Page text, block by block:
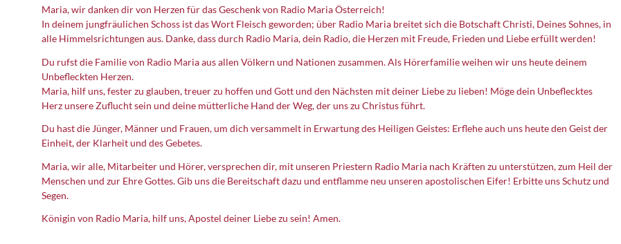
Maria, wir danken dir von Herzen für das Geschenk von Radio Maria Österreich!
In deinem jungfräulichen Schoss ist das Wort Fleisch geworden; über Radio Maria breitet sich die Botschaft Christi, Deines Sohnes, in
alle Himmelsrichtungen aus. Danke, dass durch Radio Maria, dein Radio, die Herzen mit Freude, Frieden und Liebe erfüllt werden!
Du rufst die Familie von Radio Maria aus allen Völkern und Nationen zusammen. Als Hörerfamilie weihen wir uns heute deinem
Unbefleckten Herzen.
Maria, hilf uns, fester zu glauben, treuer zu hoffen und Gott und den Nächsten mit deiner Liebe zu lieben! Möge dein Unbeflecktes
Herz unsere Zuflucht sein und deine mütterliche Hand der Weg, der uns zu Christus führt.
Du hast die Jünger, Männer und Frauen, um dich versammelt in Erwartung des Heiligen Geistes: Erflehe auch uns heute den Geist der
Einheit, der Klarheit und des Gebetes.
Maria, wir alle, Mitarbeiter und Hörer, versprechen dir, mit unseren Priestern Radio Maria nach Kräften zu unterstützen, zum Heil der
Menschen und zur Ehre Gottes. Gib uns die Bereitschaft dazu und entflamme neu unseren apostolischen Eifer! Erbitte uns Schutz und
Segen.
Königin von Radio Maria, hilf uns, Apostel deiner Liebe zu sein! Amen.